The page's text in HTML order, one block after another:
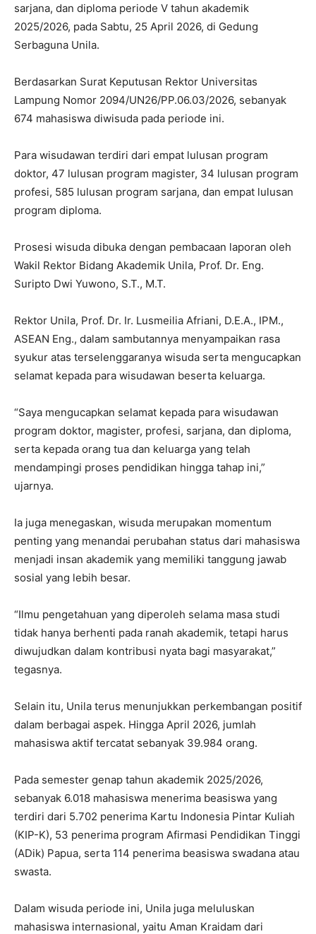
sarjana, dan diploma periode V tahun akademik
2025/2026, pada Sabtu, 25 April 2026, di Gedung
Serbaguna Unila.
Berdasarkan Surat Keputusan Rektor Universitas
Lampung Nomor 2094/UN26/PP.06.03/2026, sebanyak
674 mahasiswa diwisuda pada periode ini.
Para wisudawan terdiri dari empat lulusan program
doktor, 47 lulusan program magister, 34 lulusan program
profesi, 585 lulusan program sarjana, dan empat lulusan
program diploma.
Prosesi wisuda dibuka dengan pembacaan laporan oleh
Wakil Rektor Bidang Akademik Unila, Prof. Dr. Eng.
Suripto Dwi Yuwono, S.T., M.T.
Rektor Unila, Prof. Dr. Ir. Lusmeilia Afriani, D.E.A., IPM.,
ASEAN Eng., dalam sambutannya menyampaikan rasa
syukur atas terselenggaranya wisuda serta mengucapkan
selamat kepada para wisudawan beserta keluarga.
“Saya mengucapkan selamat kepada para wisudawan
program doktor, magister, profesi, sarjana, dan diploma,
serta kepada orang tua dan keluarga yang telah
mendampingi proses pendidikan hingga tahap ini,”
ujarnya.
Ia juga menegaskan, wisuda merupakan momentum
penting yang menandai perubahan status dari mahasiswa
menjadi insan akademik yang memiliki tanggung jawab
sosial yang lebih besar.
“Ilmu pengetahuan yang diperoleh selama masa studi
tidak hanya berhenti pada ranah akademik, tetapi harus
diwujudkan dalam kontribusi nyata bagi masyarakat,”
tegasnya.
Selain itu, Unila terus menunjukkan perkembangan positif
dalam berbagai aspek. Hingga April 2026, jumlah
mahasiswa aktif tercatat sebanyak 39.984 orang.
Pada semester genap tahun akademik 2025/2026,
sebanyak 6.018 mahasiswa menerima beasiswa yang
terdiri dari 5.702 penerima Kartu Indonesia Pintar Kuliah
(KIP-K), 53 penerima program Afirmasi Pendidikan Tinggi
(ADik) Papua, serta 114 penerima beasiswa swadana atau
swasta.
Dalam wisuda periode ini, Unila juga meluluskan
mahasiswa internasional, yaitu Aman Kraidam dari